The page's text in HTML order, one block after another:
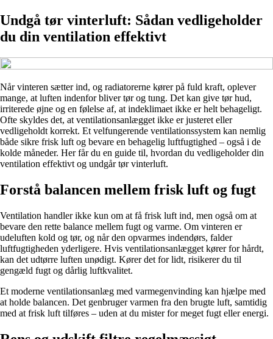
Undgå tør vinterluft: Sådan vedligeholder
du din ventilation effektivt
Når vinteren sætter ind, og radiatorerne kører på fuld kraft, oplever
mange, at luften indenfor bliver tør og tung. Det kan give tør hud,
irriterede øjne og en følelse af, at indeklimaet ikke er helt behageligt.
Ofte skyldes det, at ventilationsanlægget ikke er justeret eller
vedligeholdt korrekt. Et velfungerende ventilationssystem kan nemlig
både sikre frisk luft og bevare en behagelig luftfugtighed – også i de
kolde måneder. Her får du en guide til, hvordan du vedligeholder din
ventilation effektivt og undgår tør vinterluft.
Forstå balancen mellem frisk luft og fugt
Ventilation handler ikke kun om at få frisk luft ind, men også om at
bevare den rette balance mellem fugt og varme. Om vinteren er
udeluften kold og tør, og når den opvarmes indendørs, falder
luftfugtigheden yderligere. Hvis ventilationsanlægget kører for hårdt,
kan det udtørre luften unødigt. Kører det for lidt, risikerer du til
gengæld fugt og dårlig luftkvalitet.
Et moderne ventilationsanlæg med varmegenvinding kan hjælpe med
at holde balancen. Det genbruger varmen fra den brugte luft, samtidig
med at frisk luft tilføres – uden at du mister for meget fugt eller energi.